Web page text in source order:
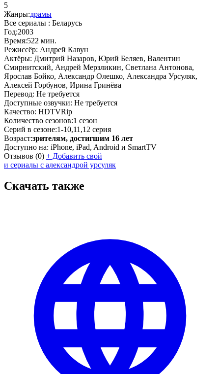
5
Жанры:драмы
Все сериалы : Беларусь
Год:2003
Время:522 мин.
Режиссёр: Андрей Кавун
Актёры: Дмитрий Назаров, Юрий Беляев, Валентин
Смирнитский, Андрей Мерзликин, Светлана Антонова,
Ярослав Бойко, Александр Олешко, Александра Урсуляк,
Алексей Горбунов, Ирина Гринёва
Перевод: Не требуется
Доступные озвучки: Не требуется
Качество: HDTVRip
Количество сезонов:1 сезон
Серий в сезоне:1-10,11,12 серия
Возраст:зрителям, достигшим 16 лет
Доступно на: iPhone, iPad, Android и SmartTV
Отзывов (0) + Добавить свой
и сериалы с александрой урсуляк
Скачать также